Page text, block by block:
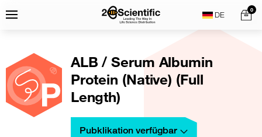
toMenu
Home
0
ALB / Serum Albumin
Protein (Native) (Full
Length)
Pubklikation verfügbar